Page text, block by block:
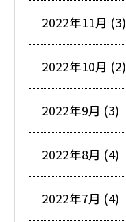
2022年11月 (3)
2022年10月 (2)
2022年9月 (3)
2022年8月 (4)
2022年7月 (4)